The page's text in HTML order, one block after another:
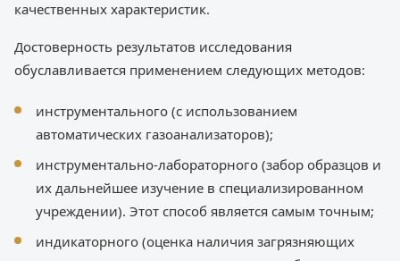
качественных характеристик.
Достоверность результатов исследования
обуславливается применением следующих методов:
инструментального (с использованием
автоматических газоанализаторов);
инструментально-лабораторного (забор образцов и
их дальнейшее изучение в специализированном
учреждении). Этот способ является самым точным;
индикаторного (оценка наличия загрязняющих